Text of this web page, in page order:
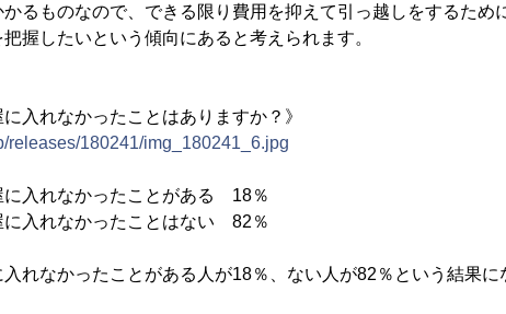
るものなので、できる限り費用を抑えて引っ越しをするため
握したいという傾向にあると考えられます。
入れなかったことはありますか？》
releases/180241/img_180241_6.jpg
に入れなかったことがある 18％
に入れなかったことはない 82％
れなかったことがある人が18％、ない人が82％という結果に